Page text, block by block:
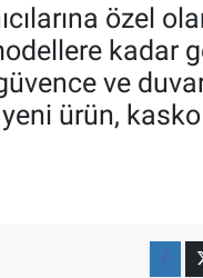
özel
kadar
ve
ürün,